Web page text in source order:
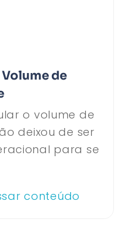
de
o volume de
deixou de ser
para se
conteúdo